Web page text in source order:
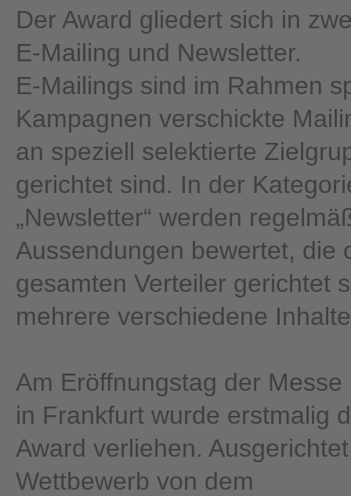
Der Award gliedert sich in
E-Mailing und Newsletter.
E-Mailings sind im Rahmen
Kampagnen verschickte
an speziell selektierte
gerichtet sind. In der
„Newsletter“ werden
Aussendungen bewertet, die
gesamten Verteiler gerichtet
mehrere verschiedene
Am Eröffnungstag der Messe
in Frankfurt wurde erstmalig
Award verliehen.
Wettbewerb von dem